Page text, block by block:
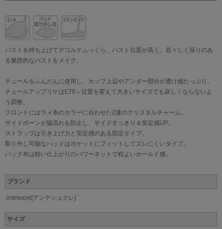
バストを持ち上げてデコルテふっくら、バスト位置が高く、若々しく張りのあ
る魅惑的なバストをメイク。
チュールをふんだんに使用し、カップ上辺やアンダー部分が透け感たっぷり。
チュールアップリケはE70～位置を変えて大きいサイズでも寂しくならないよ
う調整。
フロントにはラメ糸のカラーに合わせた2連のクリスタルチャーム。
サイドボーンが脇流れを防止し、サイドすっきり＆安定感UP。
ストラップは引き上げ力と安定感のある固定タイプ。
取り外し可能なパッドはポケットにフィットしてズレにくいタイプ。
バック布は軽い仕上がりのパワーネットで程よいホールド感。
ブランド
intesucre[アンテシュクレ]
サイズ